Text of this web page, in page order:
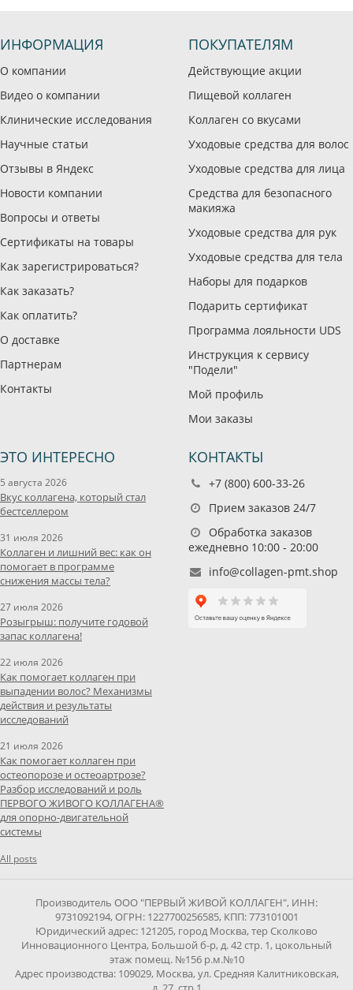
ИНФОРМАЦИЯ
О компании
Видео о компании
Клинические исследования
Научные статьи
Отзывы в Яндекс
Новости компании
Вопросы и ответы
Сертификаты на товары
Как зарегистрироваться?
Как заказать?
Как оплатить?
О доставке
Партнерам
Контакты
ПОКУПАТЕЛЯМ
Действующие акции
Пищевой коллаген
Коллаген со вкусами
Уходовые средства для волос
Уходовые средства для лица
Средства для безопасного
макияжа
Уходовые средства для рук
Уходовые средства для тела
Наборы для подарков
Подарить сертификат
Программа лояльности UDS
Инструкция к сервису
"Подели"
Мой профиль
Мои заказы
ЭТО ИНТЕРЕСНО
5 августа 2026
Вкус коллагена, который стал
бестселлером
31 июля 2026
Коллаген и лишний вес: как он
помогает в программе
снижения массы тела?
27 июля 2026
Розыгрыш: получите годовой
запас коллагена!
22 июля 2026
Как помогает коллаген при
выпадении волос? Механизмы
действия и результаты
исследований
21 июля 2026
Как помогает коллаген при
остеопорозе и остеоартрозе?
Разбор исследований и роль
ПЕРВОГО ЖИВОГО КОЛЛАГЕНА®
для опорно-двигательной
системы
All posts
КОНТАКТЫ
+7 (800) 600-33-26
Прием заказов 24/7
Обработка заказов
ежедневно 10:00 - 20:00
info@collagen-pmt.shop
Производитель ООО "ПЕРВЫЙ ЖИВОЙ КОЛЛАГЕН", ИНН:
9731092194, ОГРН: 1227700256585, КПП: 773101001
Юридический адрес: 121205, город Москва, тер Сколково
Инновационного Центра, Большой б-р, д. 42 стр. 1, цокольный
этаж помещ. №156 р.м.№10
Адрес производства: 109029, Москва, ул. Средняя Калитниковская,